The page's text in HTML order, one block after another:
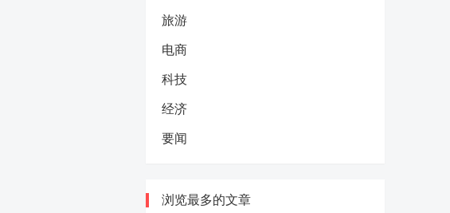
旅游
电商
科技
经济
要闻
浏览最多的文章